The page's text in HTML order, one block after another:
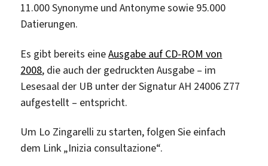
11.000 Synonyme und Antonyme sowie 95.000
Datierungen.
Es gibt bereits eineAusgabe auf CD-ROM von
2008, die auch der gedruckten Ausgabe – im
Lesesaal der UB unter der Signatur AH 24006 Z77
aufgestellt – entspricht.
Um Lo Zingarelli zu starten, folgen Sie einfach
dem Link „Inizia consultazione“.